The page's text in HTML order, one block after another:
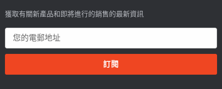
獲取有關新產品和即將進行的銷售的最新資訊
郵